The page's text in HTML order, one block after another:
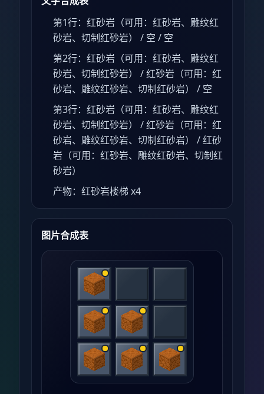
第1行：红砂岩（可用：红砂岩、雕纹红
砂岩、切制红砂岩） / 空 / 空
第2行：红砂岩（可用：红砂岩、雕纹红
砂岩、切制红砂岩） / 红砂岩（可用：红
砂岩、雕纹红砂岩、切制红砂岩） / 空
第3行：红砂岩（可用：红砂岩、雕纹红
砂岩、切制红砂岩） / 红砂岩（可用：红
砂岩、雕纹红砂岩、切制红砂岩） / 红砂
岩（可用：红砂岩、雕纹红砂岩、切制红
砂岩）
产物：红砂岩楼梯 x4
图片合成表